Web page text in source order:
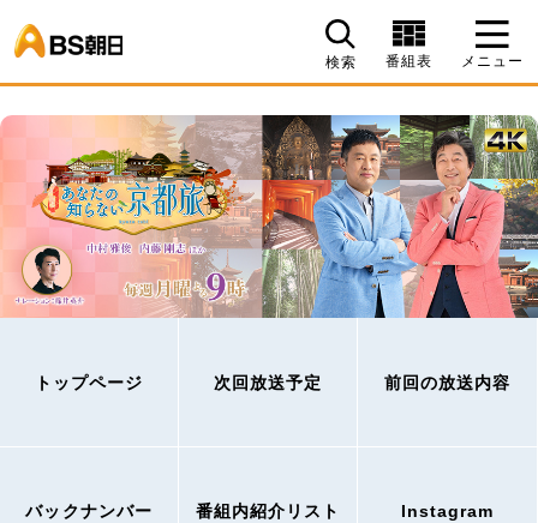
検索 番組表 メニュー
トップページ 次回放送予定 前回の放送内容
バックナンバー 番組内紹介リスト Instagram